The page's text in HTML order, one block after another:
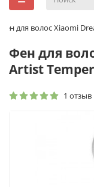
Фен для волос Xiaomi
Фен для
Artist
1 отзыв